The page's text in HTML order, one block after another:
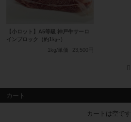
【小ロット】A5等級 神戸牛サーロ
インブロック（約1㎏~）
1kg/単価
23,500円
カート
カートは空です